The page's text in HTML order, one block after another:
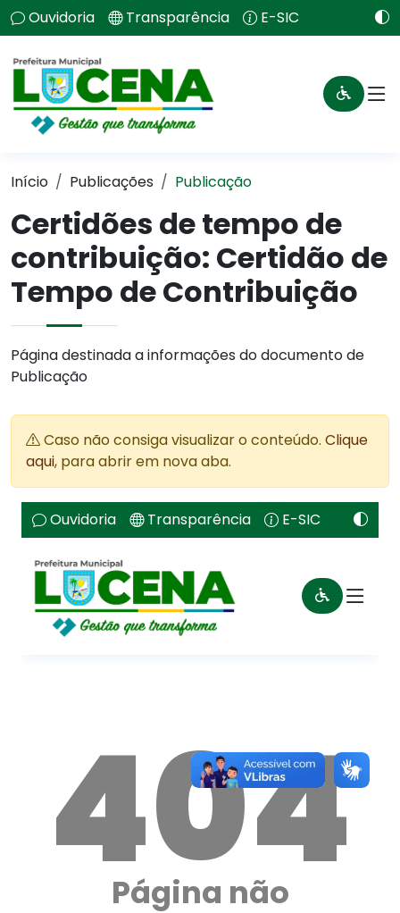
Ouvidoria Transparência E-SIC
Início Publicações Publicação
Certidões de tempo de
contribuição: Certidão de
Tempo de Contribuição
Página destinada a informações do documento de
Publicação
Caso não consiga visualizar o conteúdo. Clique
aqui, para abrir em nova aba.